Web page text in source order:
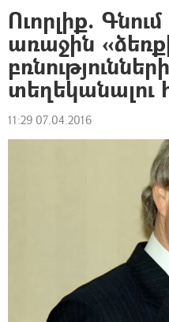
Ուորլիք.
առաջին
տեղեկանալու
11:29 07.04.2016